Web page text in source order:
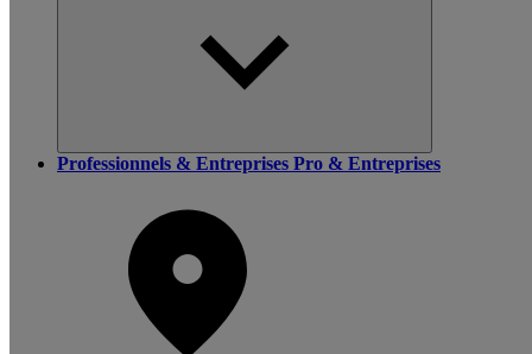
Professionnels & Entreprises Pro & Entreprises